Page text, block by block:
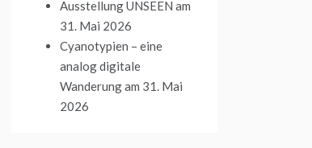
Ausstellung UNSEEN am
31. Mai 2026
Cyanotypien – eine
analog digitale
Wanderungam 31. Mai
2026